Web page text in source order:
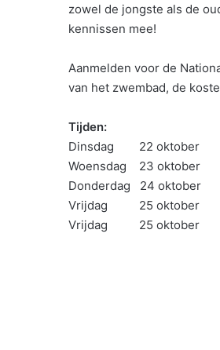
zowel de jongste als de
kennissen mee!
Aanmelden voor de
van het zwembad, de
Tijden:
Dinsdag 22 oktober
Woensdag 23
Donderdag 24
Vrijdag 25 oktober
Vrijdag 25 oktober